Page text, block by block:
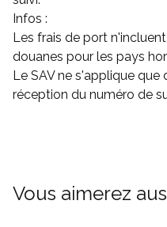
Infos :
Les frais de port
douanes pour les pays
Le SAV ne s'applique que
réception du numéro de
Vous aimerez